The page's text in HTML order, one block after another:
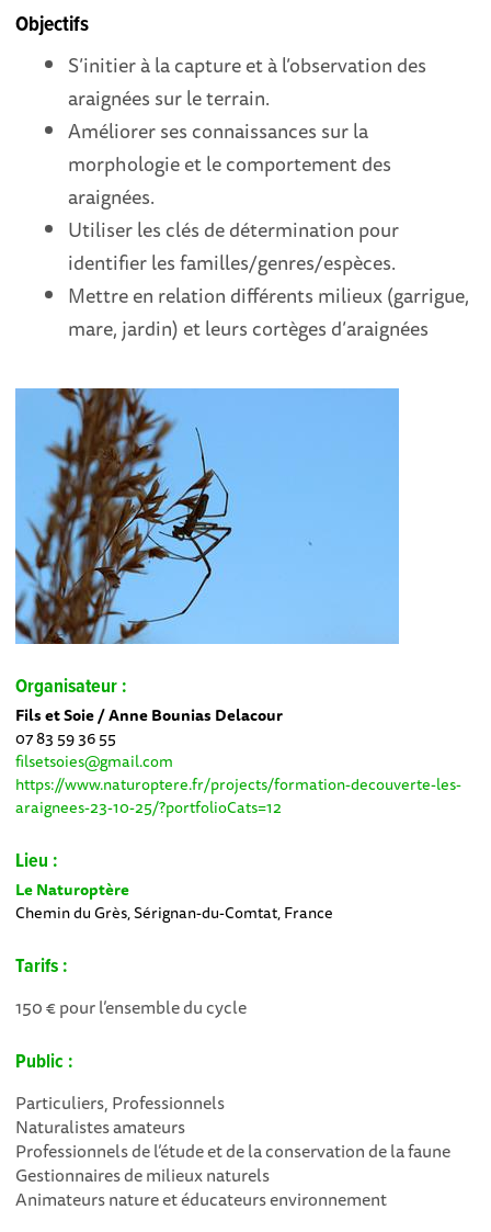
Objectifs
S’initier à la capture et à l’observation des
araignées sur le terrain.
Améliorer ses connaissances sur la
morphologie et le comportement des
araignées.
Utiliser les clés de détermination pour
identifier les familles/genres/espèces.
Mettre en relation différents milieux (garrigue,
mare, jardin) et leurs cortèges d’araignées
Organisateur :
Fils et Soie / Anne Bounias Delacour
07 83 59 36 55
filsetsoies@gmail.com
https://www.naturoptere.fr/projects/formation-decouverte-les-
araignees-23-10-25/?portfolioCats=12
Lieu :
Le Naturoptère
Chemin du Grès, Sérignan-du-Comtat, France
Tarifs :
150 € pour l’ensemble du cycle
Public :
Particuliers, Professionnels
Naturalistes amateurs
Professionnels de l’étude et de la conservation de la faune
Gestionnaires de milieux naturels
Animateurs nature et éducateurs environnement